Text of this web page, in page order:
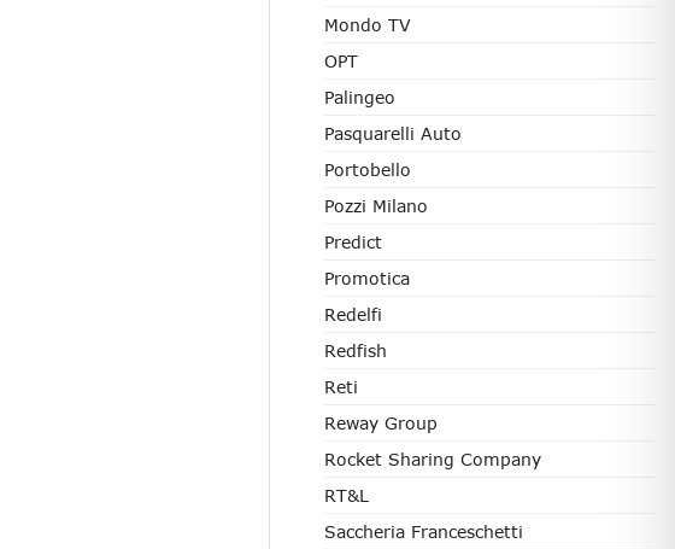
Mondo TV
OPT
Palingeo
Pasquarelli Auto
Portobello
Pozzi Milano
Predict
Promotica
Redelfi
Redfish
Reti
Reway Group
Rocket Sharing Company
RT&L
Saccheria Franceschetti